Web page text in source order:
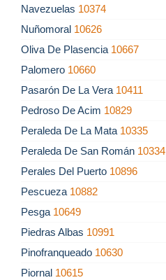
Navezuelas 10374
Nuñomoral 10626
Oliva De Plasencia 10667
Palomero 10660
Pasarón De La Vera 10411
Pedroso De Acim 10829
Peraleda De La Mata 10335
Peraleda De San Román 10334
Perales Del Puerto 10896
Pescueza 10882
Pesga 10649
Piedras Albas 10991
Pinofranqueado 10630
Piornal 10615